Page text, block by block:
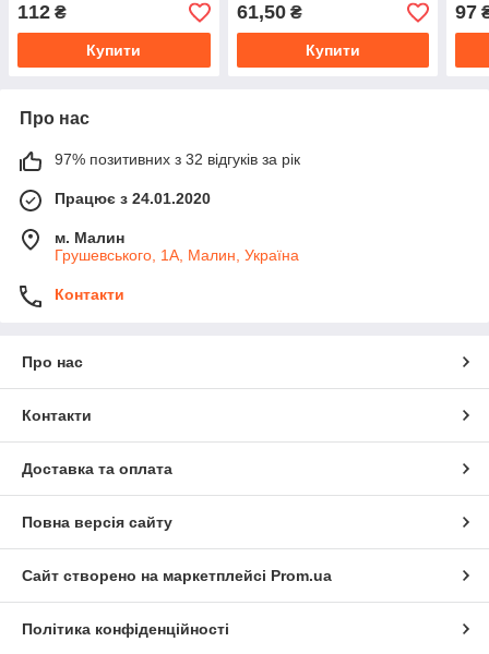
112 ₴
Купити
61,50₴
Купити
97
Про нас
97% позитивних з 32 відгуків за рік
Працює з 24.01.2020
м. Малин
Грушевського, 1А, Малин, Україна
Контакти
Про нас
Контакти
Доставка та оплата
Повна версія сайту
Сайт створено на маркетплейсі Prom.ua
Політика конфіденційності